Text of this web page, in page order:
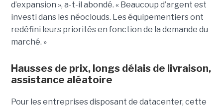
d’expansion », a-t-il abondé. « Beaucoup d’argent est
investi dans les néoclouds. Les équipementiers ont
redéfini leurs priorités en fonction de la demande du
marché. »
Hausses de prix, longs délais de livraison,
assistance aléatoire
Pour les entreprises disposant de datacenter, cette